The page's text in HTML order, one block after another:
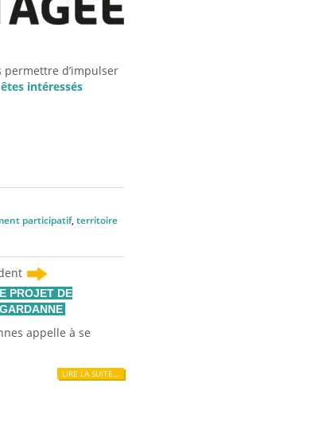
permettre d’impulser
intéressés
participatif,territoire
PROJET DE
appelle à se
LIRE LA SUITE…